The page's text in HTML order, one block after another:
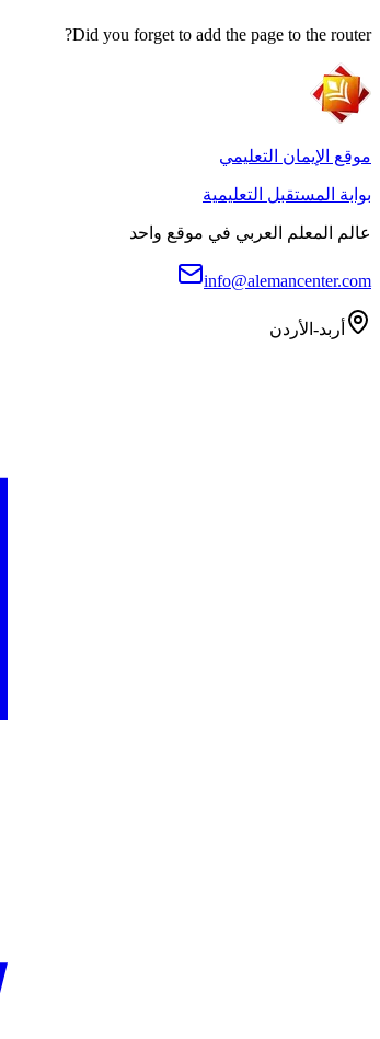
Did you forget to add the page to the router?
موقع الإيمان التعليمي
بوابة المستقبل التعليمية
عالم المعلم العربي في موقع واحد
info@alemancenter.com
أربد-الأردن